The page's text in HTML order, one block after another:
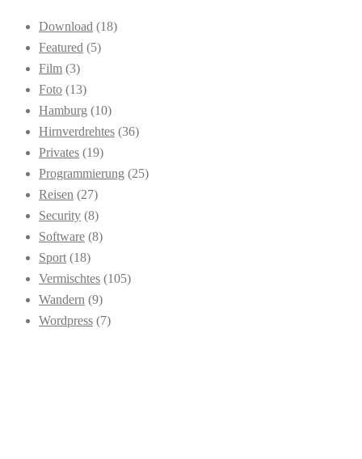
Download (18)
Featured (5)
Film (3)
Foto (13)
Hamburg (10)
Hirnverdrehtes (36)
Privates (19)
Programmierung (25)
Reisen (27)
Security (8)
Software (8)
Sport (18)
Vermischtes (105)
Wandern (9)
Wordpress (7)